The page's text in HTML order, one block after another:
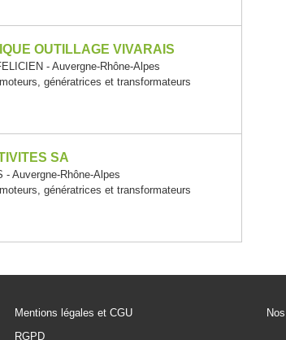
OUTILLAGE VIVARAIS
- Auvergne-Rhône-Alpes
génératrices et transformateurs
SA
- Auvergne-Rhône-Alpes
génératrices et transformateurs
Mentions légales et CGU
RGPD